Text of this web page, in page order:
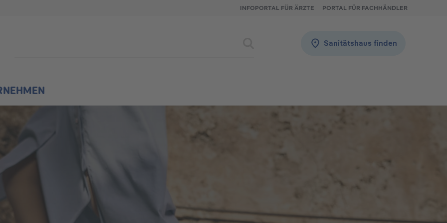
INFOPORTAL FÜR ÄRZTE PORTAL FÜR FACHHÄNDLER
Sanitätshaus finden